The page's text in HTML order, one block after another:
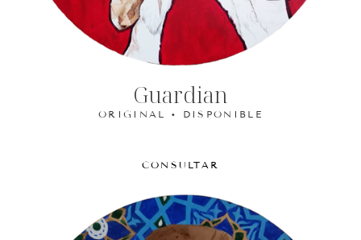
Guardian
ORIGINAL • DISPONIBLE
CONSULTAR